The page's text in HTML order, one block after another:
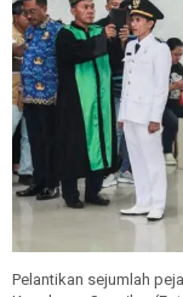
Pelantikan sejumlah